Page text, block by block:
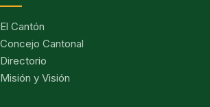
El Cantón
Concejo Cantonal
Directorio
Misión y Visión